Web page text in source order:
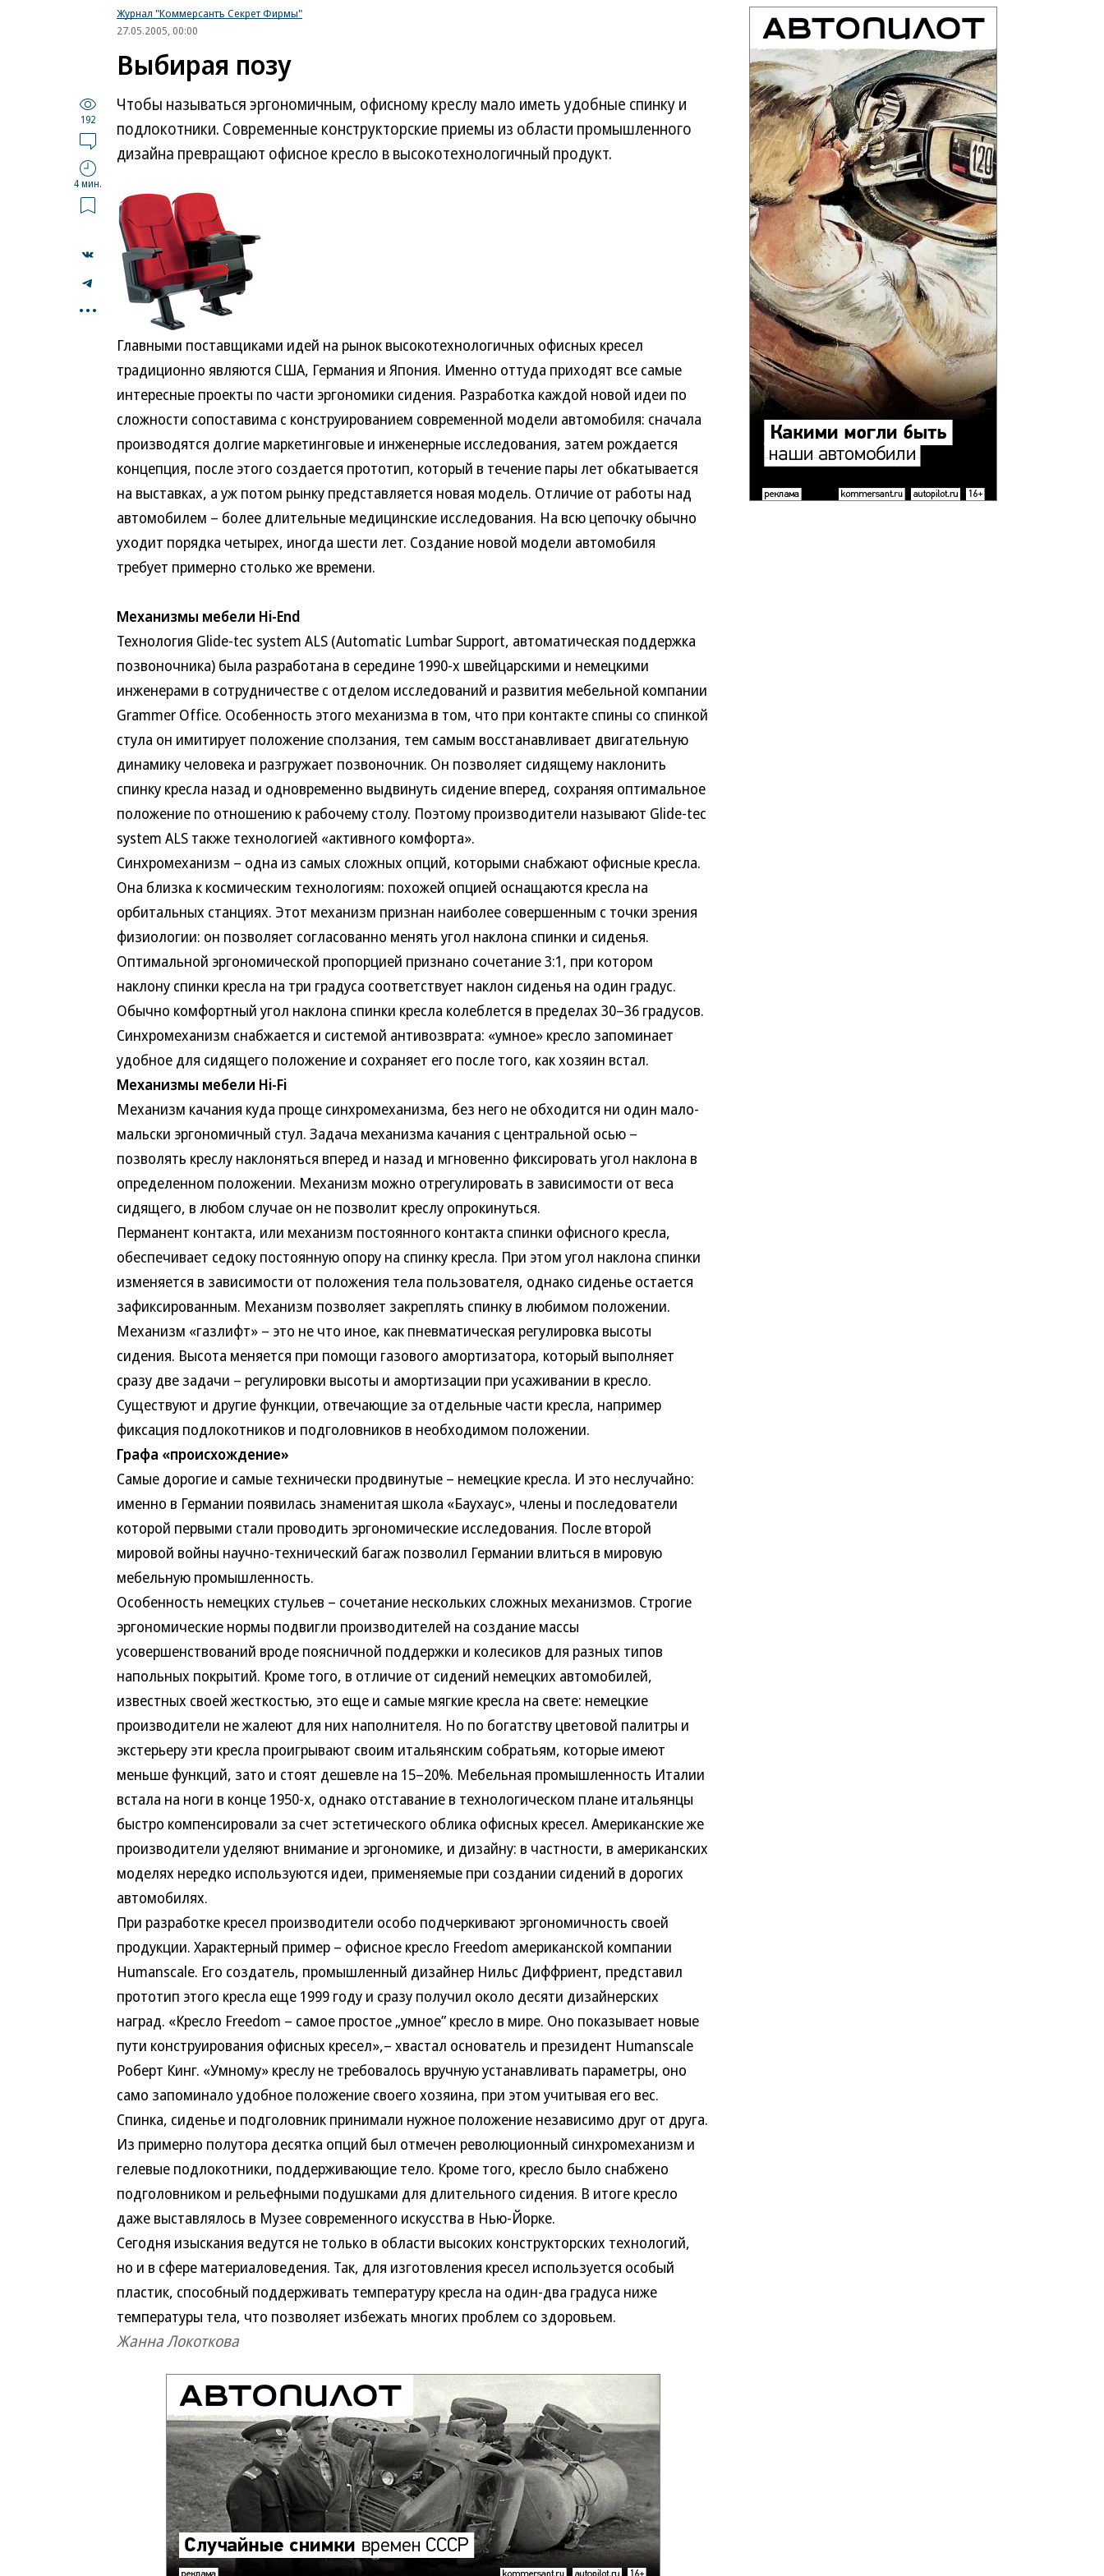
Журнал "Коммерсантъ Секрет Фирмы"
27.05.2005, 00:00
Выбирая позу
192
4 мин.
...
Чтобы называться эргономичным, офисному креслу мало иметь удобные спинку и
подлокотники. Современные конструкторские приемы из области промышленного
дизайна превращают офисное кресло в высокотехнологичный продукт.
Главными поставщиками идей на рынок высокотехнологичных офисных кресел
традиционно являются США, Германия и Япония. Именно оттуда приходят все самые
интересные проекты по части эргономики сидения. Разработка каждой новой идеи по
сложности сопоставима с конструированием современной модели автомобиля: сначала
производятся долгие маркетинговые и инженерные исследования, затем рождается
концепция, после этого создается прототип, который в течение пары лет обкатывается
на выставках, а уж потом рынку представляется новая модель. Отличие от работы над
автомобилем – более длительные медицинские исследования. На всю цепочку обычно
уходит порядка четырех, иногда шести лет. Создание новой модели автомобиля
требует примерно столько же времени.
Механизмы мебели Hi-End
Технология Glide-tec system ALS (Automatic Lumbar Support, автоматическая поддержка
позвоночника) была разработана в середине 1990-х швейцарскими и немецкими
инженерами в сотрудничестве с отделом исследований и развития мебельной компании
Grammer Office. Особенность этого механизма в том, что при контакте спины со спинкой
стула он имитирует положение сползания, тем самым восстанавливает двигательную
динамику человека и разгружает позвоночник. Он позволяет сидящему наклонить
спинку кресла назад и одновременно выдвинуть сидение вперед, сохраняя оптимальное
положение по отношению к рабочему столу. Поэтому производители называют Glide-tec
system ALS также технологией «активного комфорта».
Синхромеханизм – одна из самых сложных опций, которыми снабжают офисные кресла.
Она близка к космическим технологиям: похожей опцией оснащаются кресла на
орбитальных станциях. Этот механизм признан наиболее совершенным с точки зрения
физиологии: он позволяет согласованно менять угол наклона спинки и сиденья.
Оптимальной эргономической пропорцией признано сочетание 3:1, при котором
наклону спинки кресла на три градуса соответствует наклон сиденья на один градус.
Обычно комфортный угол наклона спинки кресла колеблется в пределах 30–36 градусов.
Синхромеханизм снабжается и системой антивозврата: «умное» кресло запоминает
удобное для сидящего положение и сохраняет его после того, как хозяин встал.
Механизмы мебели Hi-Fi
Механизм качания куда проще синхромеханизма, без него не обходится ни один мало-
мальски эргономичный стул. Задача механизма качания с центральной осью –
позволять креслу наклоняться вперед и назад и мгновенно фиксировать угол наклона в
определенном положении. Механизм можно отрегулировать в зависимости от веса
сидящего, в любом случае он не позволит креслу опрокинуться.
Перманент контакта, или механизм постоянного контакта спинки офисного кресла,
обеспечивает седоку постоянную опору на спинку кресла. При этом угол наклона спинки
изменяется в зависимости от положения тела пользователя, однако сиденье остается
зафиксированным. Механизм позволяет закреплять спинку в любимом положении.
Механизм «газлифт» – это не что иное, как пневматическая регулировка высоты
сидения. Высота меняется при помощи газового амортизатора, который выполняет
сразу две задачи – регулировки высоты и амортизации при усаживании в кресло.
Существуют и другие функции, отвечающие за отдельные части кресла, например
фиксация подлокотников и подголовников в необходимом положении.
Графа «происхождение»
Самые дорогие и самые технически продвинутые – немецкие кресла. И это неслучайно:
именно в Германии появилась знаменитая школа «Баухаус», члены и последователи
которой первыми стали проводить эргономические исследования. После второй
мировой войны научно-технический багаж позволил Германии влиться в мировую
мебельную промышленность.
Особенность немецких стульев – сочетание нескольких сложных механизмов. Строгие
эргономические нормы подвигли производителей на создание массы
усовершенствований вроде поясничной поддержки и колесиков для разных типов
напольных покрытий. Кроме того, в отличие от сидений немецких автомобилей,
известных своей жесткостью, это еще и самые мягкие кресла на свете: немецкие
производители не жалеют для них наполнителя. Но по богатству цветовой палитры и
экстерьеру эти кресла проигрывают своим итальянским собратьям, которые имеют
меньше функций, зато и стоят дешевле на 15–20%. Мебельная промышленность Италии
встала на ноги в конце 1950-х, однако отставание в технологическом плане итальянцы
быстро компенсировали за счет эстетического облика офисных кресел. Американские же
производители уделяют внимание и эргономике, и дизайну: в частности, в американских
моделях нередко используются идеи, применяемые при создании сидений в дорогих
автомобилях.
При разработке кресел производители особо подчеркивают эргономичность своей
продукции. Характерный пример – офисное кресло Freedom американской компании
Humanscale. Его создатель, промышленный дизайнер Нильс Диффриент, представил
прототип этого кресла еще 1999 году и сразу получил около десяти дизайнерских
наград. «Кресло Freedom – самое простое „умное” кресло в мире. Оно показывает новые
пути конструирования офисных кресел»,– хвастал основатель и президент Humanscale
Роберт Кинг. «Умному» креслу не требовалось вручную устанавливать параметры, оно
само запоминало удобное положение своего хозяина, при этом учитывая его вес.
Спинка, сиденье и подголовник принимали нужное положение независимо друг от друга.
Из примерно полутора десятка опций был отмечен революционный синхромеханизм и
гелевые подлокотники, поддерживающие тело. Кроме того, кресло было снабжено
подголовником и рельефными подушками для длительного сидения. В итоге кресло
даже выставлялось в Музее современного искусства в Нью-Йорке.
Сегодня изыскания ведутся не только в области высоких конструкторских технологий,
но и в сфере материаловедения. Так, для изготовления кресел используется особый
пластик, способный поддерживать температуру кресла на один-два градуса ниже
температуры тела, что позволяет избежать многих проблем со здоровьем.
Жанна Локоткова